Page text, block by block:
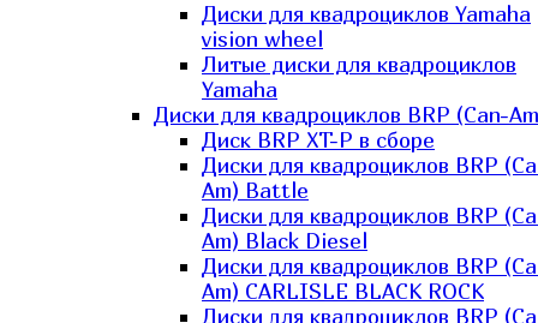
Диски для квадроциклов Yamaha
vision wheel
Литые диски для квадроциклов
Yamaha
Диски для квадроциклов BRP (Can-
Диск BRP XT-P в сборе
Диски для квадроциклов BRP
Am) Battle
Диски для квадроциклов BRP
Am) Black Diesel
Диски для квадроциклов BRP
Am) CARLISLE BLACK ROCK
Диски для квадроциклов BRP